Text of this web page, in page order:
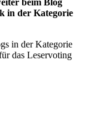
beim Blog
in der Kategorie
in der Kategorie
das Leservoting